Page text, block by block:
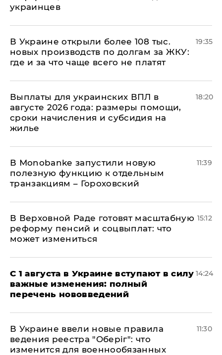
украинцев
В Украине открыли более 108 тыс.
новых производств по долгам за ЖКУ:
где и за что чаще всего не платят
19:35
Выплаты для украинских ВПЛ в
августе 2026 года: размеры помощи,
сроки начисления и субсидия на
жилье
18:20
В Мonobankе запустили новую
полезную функцию к отдельным
транзакциям – Гороховский
11:39
В Верховной Раде готовят масштабную
реформу пенсий и соцвыплат: что
может измениться
15:12
С 1 августа в Украине вступают в силу
важные изменения: полный
перечень нововведений
14:24
В Украине ввели новые правила
ведения реестра "Оберіг": что
изменится для военнообязанных
11:30